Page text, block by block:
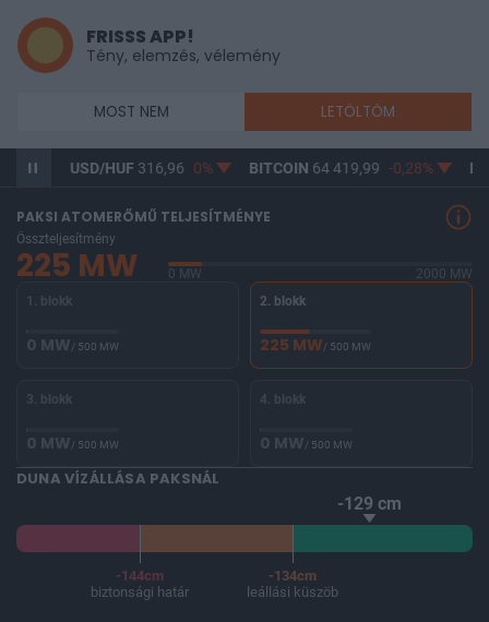
FRISSS APP!
Tény, elemzés, vélemény
MOST NEM LETÖLTÖM
USD/HUF316,96 0% BITCOIN64 419,99 -0,28%
PAKSI ATOMERŐMŰ TELJESÍTMÉNYE
Összteljesítmény
225 MW 0 MW
2000 MW
1. blokk
0 MW/ 500 MW
2. blokk
225 MW/ 500 MW
3. blokk
0 MW/ 500 MW
4. blokk
0 MW/ 500 MW
DUNA VÍZÁLLÁSA PAKSNÁL
-129 cm
-144cm
biztonsági határ
-134cm
leállási küszöb